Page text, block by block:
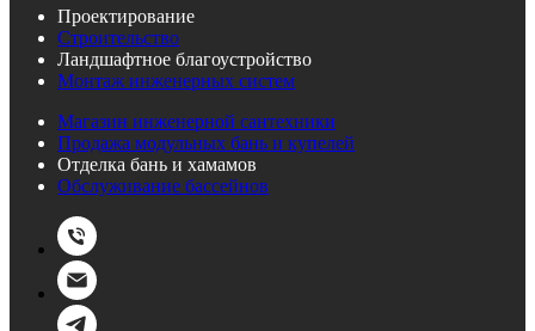
Проектирование
Строительство
Ландшафтное благоустройство
Монтаж инженерных систем
Магазин инженерной сантехники
Продажа модульных бань и купелей
Отделка бань и хамамов
Обслуживание бассейнов